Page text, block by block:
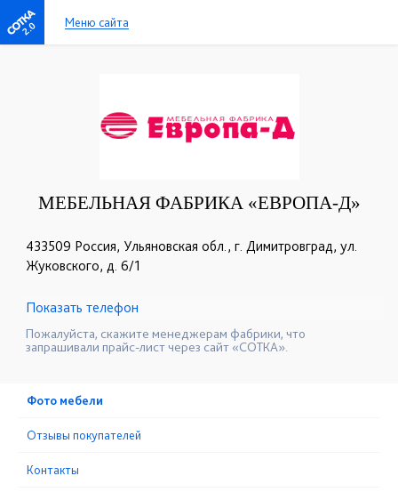
2.0 Меню сайта
МЕБЕЛЬНАЯ ФАБРИКА «ЕВРОПА-Д»
433509 Россия, Ульяновская обл., г. Димитровград, ул.
Жуковского, д. 6/1
☎+7 (84235) 5-57-31
Показать телефон
Пожалуйста, скажите менеджерам фабрики, что
запрашивали прайс-лист через сайт «СОТКА».
Фото мебели
Отзывы покупателей
Контакты